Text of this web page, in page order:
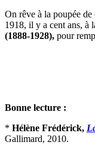
On rêve à la poupée
1918, il y a cent ans, à
(1888-1928), pour
Bonne lecture :
* Hélène Frédérick,
Gallimard, 2010.